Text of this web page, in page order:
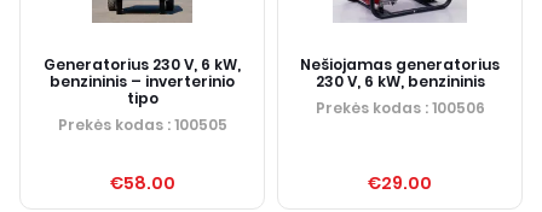
Generatorius 230 V, 6 kW,
benzininis – inverterinio
tipo
Prekės kodas: 100505
€58.00
Nešiojamas generatorius
230 V, 6 kW, benzininis
Prekės kodas: 100506
€29.00